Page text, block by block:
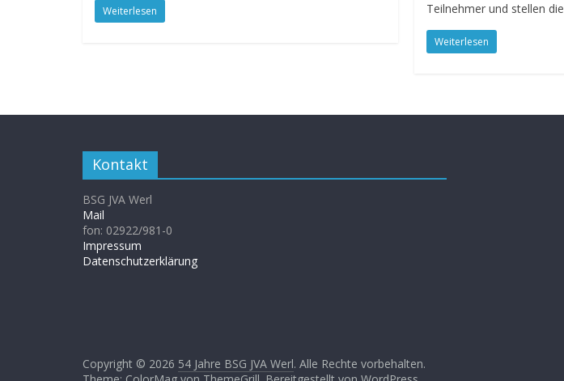
Weiterlesen
Teilnehmer und stellen die
Weiterlesen
Kontakt
BSG JVA Werl
Mail
fon: 02922/981-0
Impressum
Datenschutzerklärung
Copyright © 2026 54 Jahre BSG JVA Werl. Alle Rechte vorbehalten.